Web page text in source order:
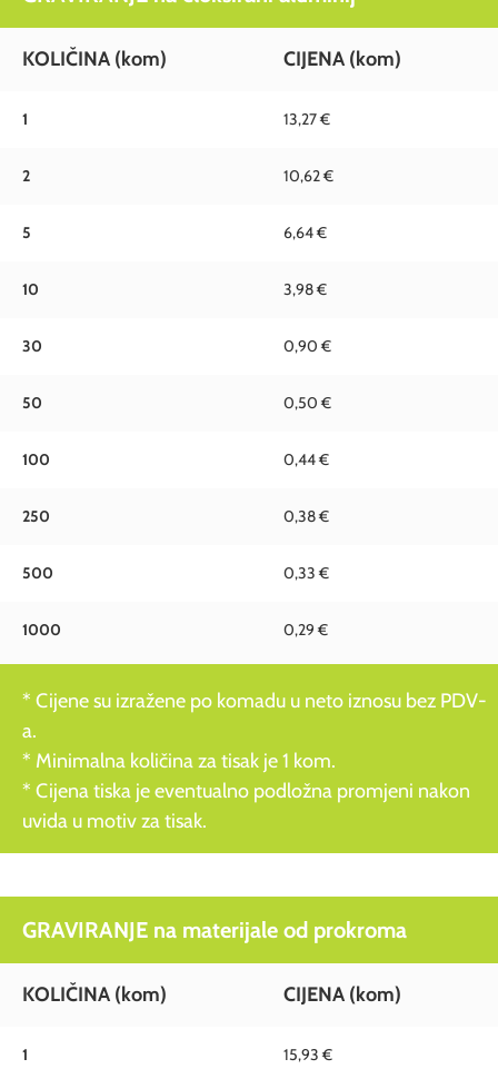
KOLIČINA (kom) CIJENA (kom)
1 13,27 €
2 10,62 €
5 6,64 €
10 3,98 €
30 0,90 €
50 0,50 €
100 0,44 €
250 0,38 €
500 0,33 €
1000 0,29 €
* Cijene su izražene po komadu u neto iznosu bez PDV-
a.
* Minimalna količina za tisak je 1 kom.
* Cijena tiska je eventualno podložna promjeni nakon
uvida u motiv za tisak.
GRAVIRANJE na materijale od prokroma
KOLIČINA (kom) CIJENA (kom)
1 15,93 €